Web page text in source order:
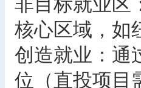
核心区域，如
创造就业：通
位（直投项目